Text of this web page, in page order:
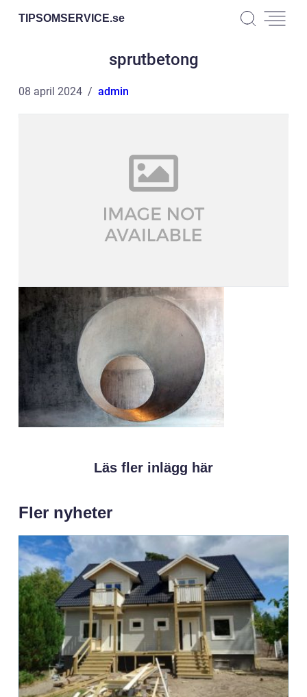
TIPSOMSERVICE.se
sprutbetong
08 april 2024 admin
Läs fler inlägg här
Fler nyheter